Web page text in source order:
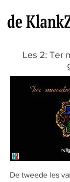
Les 2: Ter
De tweede les